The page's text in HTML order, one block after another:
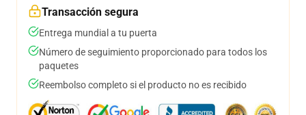
Transacción segura
Entrega mundial a tu puerta
Número de seguimiento proporcionado para todos los
paquetes
Reembolso completo si el producto no es recibido